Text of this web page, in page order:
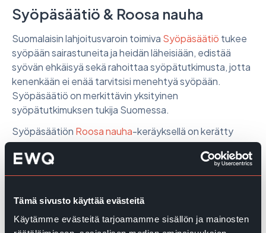
Tämä sivusto käyttää evästeitä
Käytämme evästeitä tarjoamamme sisällön ja mainosten
Syöpäsäätiö & Roosa nauha
Suomalaisin lahjoitusvaroin toimiva Syöpäsäätiö tukee
syöpään sairastuneita ja heidän läheisiään, edistää
syövän ehkäisyä sekä rahoittaa syöpätutkimusta, jotta
kenenkään ei enää tarvitsisi menehtyä syöpään.
Syöpäsäätiö on merkittävin yksityinen
syöpätutkimuksen tukija Suomessa.
Syöpäsäätiön Roosa nauha-keräyksellä on kerätty
varoja suomalaiselle syöpätutkimukselle jovuodesta
2003. Syksystä 2020 alkaen keräys laajeni ja sen avulla
tuetaan rintasyövän ja gynekologisten syöpien
Lisäksilahjoitusvaroilla ylläpidetään Syöpäjärjestöjen
Luoto-keskustelutukea, jota tarjoavat järjestön